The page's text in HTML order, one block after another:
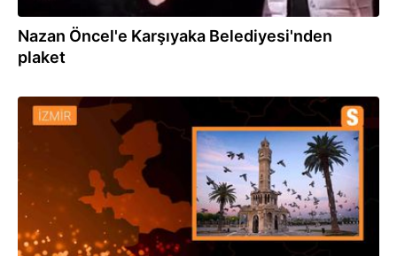
Nazan Öncel'e Karşıyaka Belediyesi'nden
plaket
22.04.2024